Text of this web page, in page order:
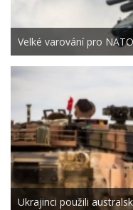
Velké varování pro
Ukrajinci použili